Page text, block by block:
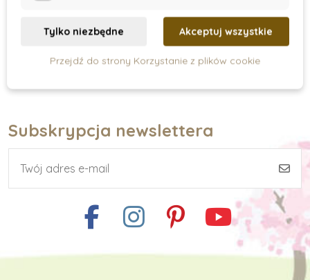
Subskrypcja newslettera
Tylko niezbędne Akceptuj wszystkie
Przejdź do strony Korzystanie z plików cookie